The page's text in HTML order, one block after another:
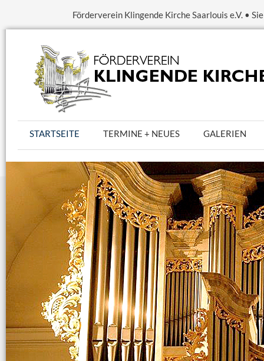
Förderverein Klingende Kirche Saarlouis e.V. •
STARTSEITE TERMINE + NEUES GALERIEN